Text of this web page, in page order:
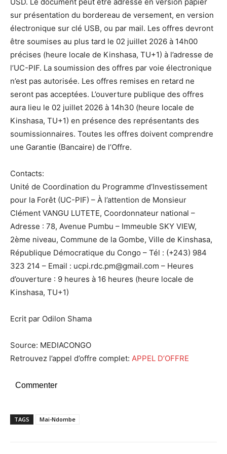
sur présentation du bordereau de versement, en version
électronique sur clé USB, ou par mail. Les offres devront
être soumises au plus tard le 02 juillet 2026 à 14h00
précises (heure locale de Kinshasa, TU+1) à l’adresse de
l’UC-PIF. La soumission des offres par voie électronique
n’est pas autorisée. Les offres remises en retard ne
seront pas acceptées. L’ouverture publique des offres
aura lieu le 02 juillet 2026 à 14h30 (heure locale de
Kinshasa, TU+1) en présence des représentants des
soumissionnaires. Toutes les offres doivent comprendre
une Garantie (Bancaire) de l’Offre.
Contacts:
Unité de Coordination du Programme d’Investissement
pour la Forêt (UC-PIF) – À l’attention de Monsieur
Clément VANGU LUTETE, Coordonnateur national –
Adresse : 78, Avenue Pumbu – Immeuble SKY VIEW,
2ème niveau, Commune de la Gombe, Ville de Kinshasa,
République Démocratique du Congo – Tél : (+243) 984
323 214 – Email : ucpi.rdc.pm@gmail.com – Heures
d’ouverture : 9 heures à 16 heures (heure locale de
Kinshasa, TU+1)
Ecrit par Odilon Shama
Source: MEDIACONGO
Retrouvez l’appel d’offre complet: APPEL D’OFFRE
Commenter
TAGS Mai-Ndombe